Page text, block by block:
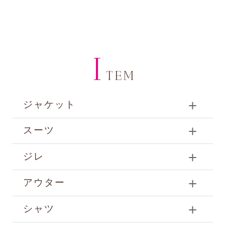
I TEM
ジャケット
スーツ
ジレ
アウター
シャツ